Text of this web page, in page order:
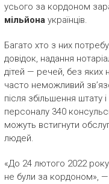
усього за кордоном
мільйона українців.
Багато хто з них
довідок, надання
дітей — речей, без яких
часто неможливий
після збільшення штату
персоналу 340
можуть встигнути
людей.
«До 24 лютого 2022
не були за кордоном», —